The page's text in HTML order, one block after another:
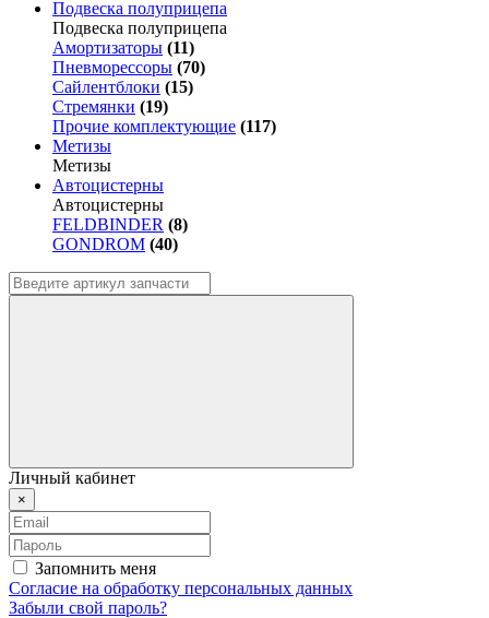
Подвеска полуприцепа
Подвеска полуприцепа
Амортизаторы (11)
Пневморессоры (70)
Сайлентблоки (15)
Стремянки (19)
Прочие комплектующие (117)
Метизы
Метизы
Автоцистерны
Автоцистерны
FELDBINDER (8)
GONDROM (40)
Личный кабинет
×
Запомнить меня
Согласие на обработку персональных данных
Забыли свой пароль?